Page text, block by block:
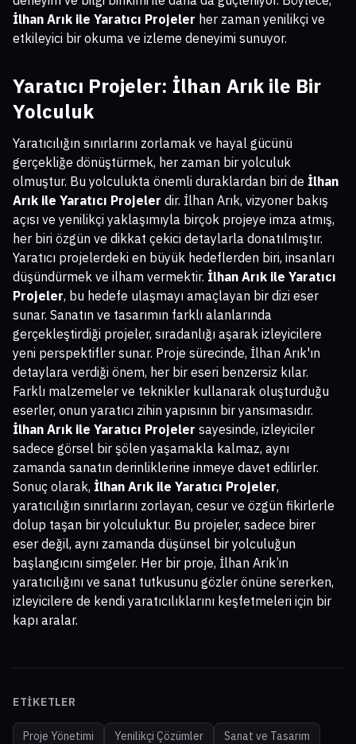
İlhan Arık ile Yaratıcı Projeler her zaman yenilikçi ve
etkileyici bir okuma ve izleme deneyimi sunuyor.
Yaratıcı Projeler: İlhan Arık ile Bir
Yolculuk
Yaratıcılığın sınırlarını zorlamak ve hayal gücünü
gerçekliğe dönüştürmek, her zaman bir yolculuk
olmuştur. Bu yolculukta önemli duraklardan biri de İlhan
Arık ile Yaratıcı Projeler dir. İlhan Arık, vizyoner bakış
açısı ve yenilikçi yaklaşımıyla birçok projeye imza atmış,
her biri özgün ve dikkat çekici detaylarla donatılmıştır.
Yaratıcı projelerdeki en büyük hedeflerden biri, insanları
düşündürmek ve ilham vermektir. İlhan Arık ile Yaratıcı
Projeler, bu hedefe ulaşmayı amaçlayan bir dizi eser
sunar. Sanatın ve tasarımın farklı alanlarında
gerçekleştirdiği projeler, sıradanlığı aşarak izleyicilere
yeni perspektifler sunar. Proje sürecinde, İlhan Arık'ın
detaylara verdiği önem, her bir eseri benzersiz kılar.
Farklı malzemeler ve teknikler kullanarak oluşturduğu
eserler, onun yaratıcı zihin yapısının bir yansımasıdır.
İlhan Arık ile Yaratıcı Projeler sayesinde, izleyiciler
sadece görsel bir şölen yaşamakla kalmaz, aynı
zamanda sanatın derinliklerine inmeye davet edilirler.
Sonuç olarak, İlhan Arık ile Yaratıcı Projeler,
yaratıcılığın sınırlarını zorlayan, cesur ve özgün fikirlerle
dolup taşan bir yolculuktur. Bu projeler, sadece birer
eser değil, aynı zamanda düşünsel bir yolculuğun
başlangıcını simgeler. Her bir proje, İlhan Arık’ın
yaratıcılığını ve sanat tutkusunu gözler önüne sererken,
izleyicilere de kendi yaratıcılıklarını keşfetmeleri için bir
kapı aralar.
ETIKETLER
Proje Yönetimi Yenilikçi Çözümler
Sanat ve Tasarım